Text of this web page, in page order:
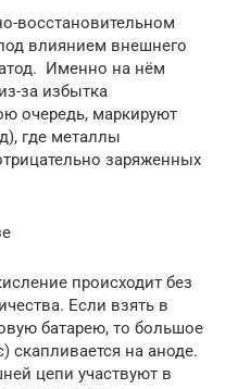
восстановительном
влиянием внешнего
Именно на нём
за избытка
очередь, маркируют
где металлы
заряженных
происходит без
Если взять в
батарею, то большое
скапливается на аноде.
цепи участвуют в